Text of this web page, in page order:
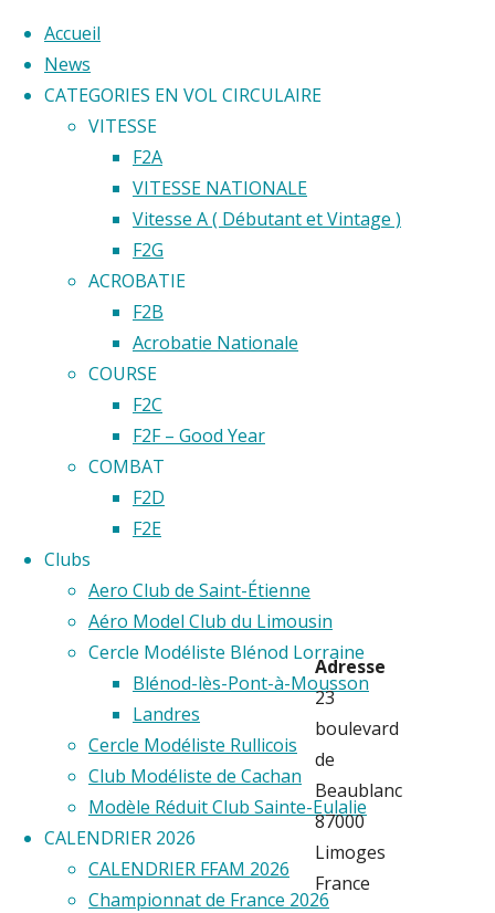
Accueil
News
CATEGORIES EN VOL CIRCULAIRE
VITESSE
F2A
VITESSE NATIONALE
Vitesse A ( Débutant et Vintage )
F2G
ACROBATIE
F2B
Acrobatie Nationale
COURSE
F2C
F2F – Good Year
COMBAT
F2D
F2E
Clubs
Aero Club de Saint-Étienne
Aéro Model Club du Limousin
Cercle Modéliste Blénod Lorraine
Blénod-lès-Pont-à-Mousson
Landres
Cercle Modéliste Rullicois
Club Modéliste de Cachan
Modèle Réduit Club Sainte-Eulalie
CALENDRIER 2026
CALENDRIER FFAM 2026
Championnat de France 2026
Aéro
Adresse
23
boulevard
de
Beaublanc
87000
Limoges
France
©2020 Vol circulaire commandé